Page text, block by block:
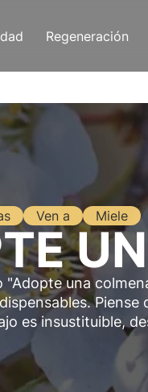
Regeneración
Ven a Miele
"Adopte una
es insustituible,